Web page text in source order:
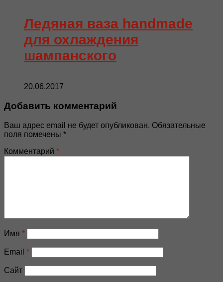
Ледяная ваза handmade
для охлаждения
шампанского
20.06.2017
Добавить комментарий
Ваш адрес email не будет опубликован. Обязательные
поля помечены *
Комментарий *
Имя *
Email *
Сайт